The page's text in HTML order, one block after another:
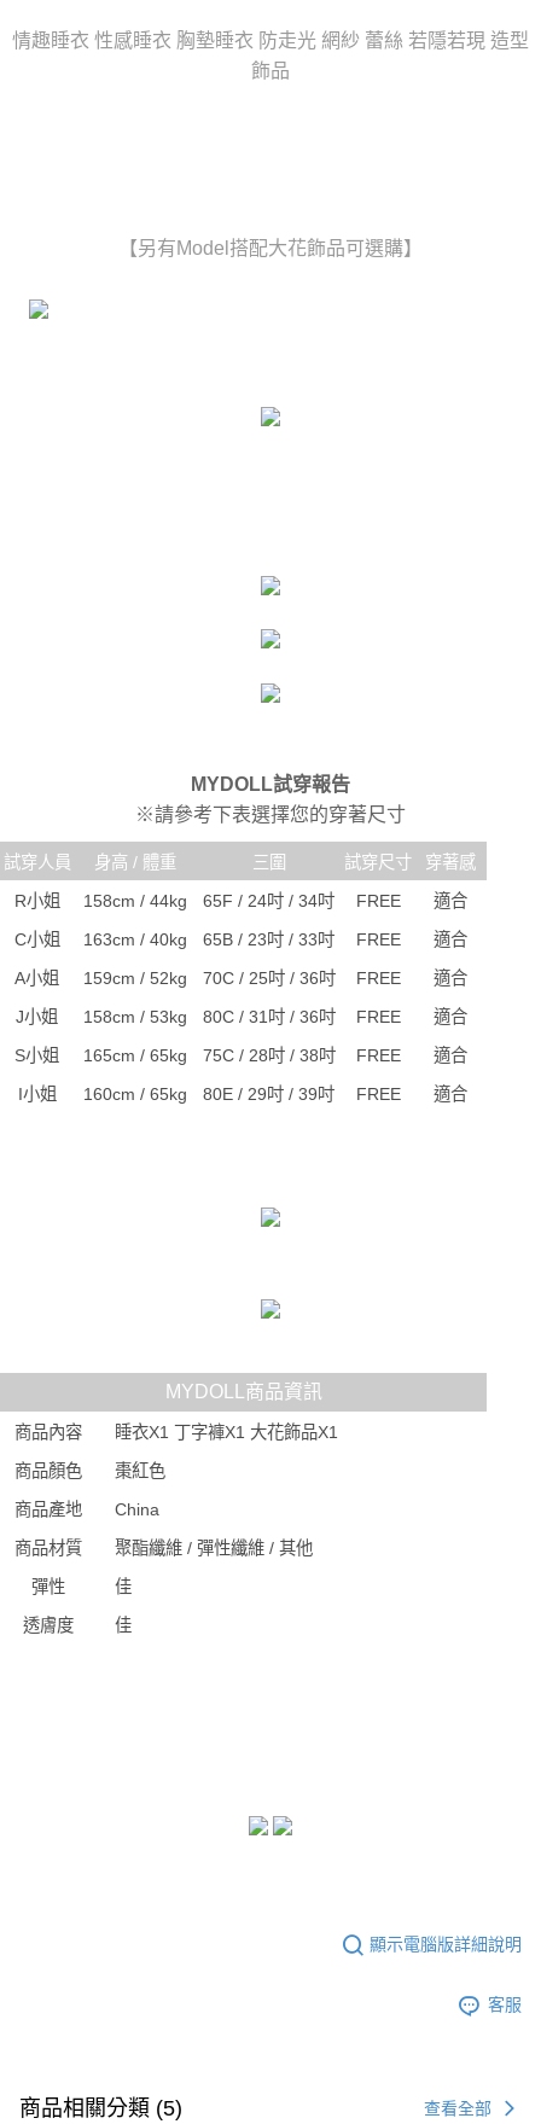
恩沛科技股份有限公司將有權停止該用戶之使用額度並採取法律行動。
情趣睡衣 性感睡衣 胸墊睡衣 防走光 網紗 蕾絲 若隱若現 造型
飾品
【另有Model搭配大花飾品可選購】
MYDOLL試穿報告
※請參考下表選擇您的穿著尺寸
試穿人員 身高 / 體重 三圍 試穿尺寸
穿著感
R小姐
158cm / 44kg 65F / 24吋 / 34吋 FREE
適合
C小姐
163cm / 40kg 65B / 23吋 / 33吋 FREE
適合
A小姐
159cm / 52kg 70C / 25吋 / 36吋 FREE
適合
J小姐
158cm / 53kg 80C / 31吋 / 36吋 FREE
適合
S小姐
165cm / 65kg 75C / 28吋 / 38吋 FREE
適合
I小姐
160cm / 65kg 80E / 29吋 / 39吋 FREE 適合
MYDOLL商品資訊
商品內容
睡衣X1 丁字褲X1 大花飾品X1
商品顏色
棗紅色
商品產地
China
商品材質
聚酯纖維 / 彈性纖維 / 其他
彈性
佳
透膚度
佳
顯示電腦版詳細說明
客服
商品相關分類 (5) 查看全部